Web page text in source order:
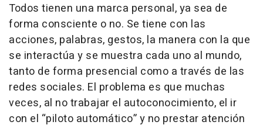
Todos tienen una marca personal, ya sea de
forma consciente o no. Se tiene con las
acciones, palabras, gestos, la manera con la que
se interactúa y se muestra cada uno al mundo,
tanto de forma presencial como a través de las
redes sociales. El problema es que muchas
veces, al no trabajar el autoconocimiento, el ir
con el “piloto automático” y no prestar atención